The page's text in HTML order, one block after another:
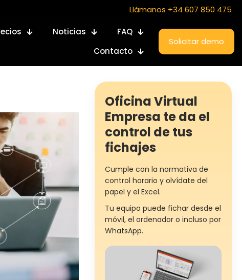
Llámanos +34 607 850 475
Noticias
FAQ
Contacto
Solicitar demo
Oficina Virtual
Empresa te da el
control de tus
fichajes
Cumple con la normativa de
control horario y olvídate del
papel y el Excel.
Tu equipo puede fichar desde el
móvil, el ordenador o incluso por
WhatsApp.